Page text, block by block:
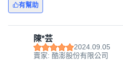
有幫助
陳*芸
2024.09.05
賣家: 酷澎股份有限公司